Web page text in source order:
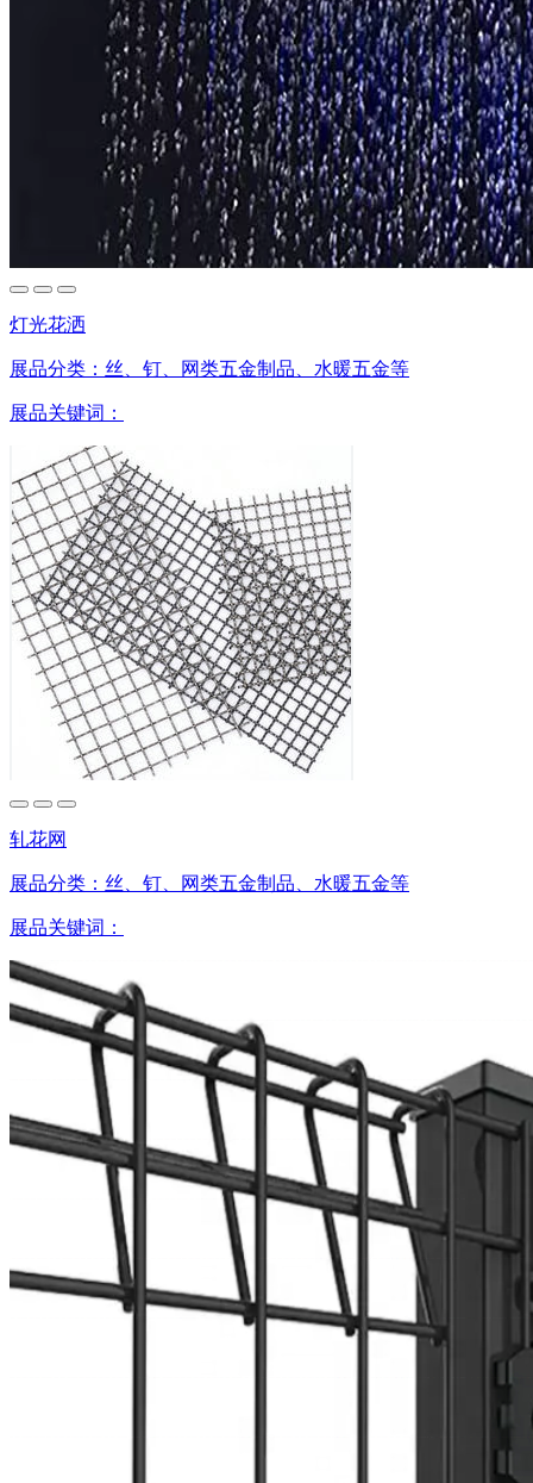
灯光花洒
展品分类： 丝、钉、网类五金制品、水暖五金等
展品关键词：
轧花网
展品分类： 丝、钉、网类五金制品、水暖五金等
展品关键词：